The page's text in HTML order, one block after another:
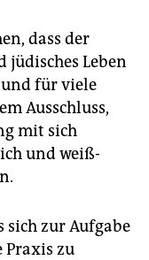
dass der
Leben
für viele
Ausschluss,
mit sich
und weiß-
sich zur Aufgabe
Praxis zu